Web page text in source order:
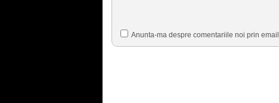
Anunta-ma despre comentariile noi prin email.